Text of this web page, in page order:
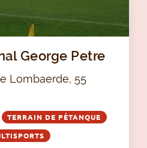
George Petre
Lombaerde, 55
TERRAIN DE PÉTANQUE